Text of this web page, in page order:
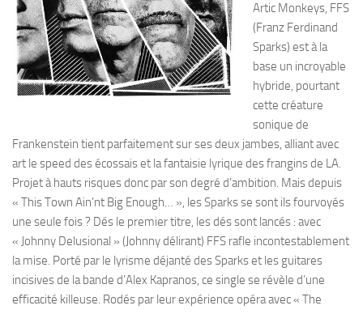
Artic Monkeys, FFS
(Franz Ferdinand
Sparks) est à la
base un incroyable
hybride, pourtant
cette créature
sonique de
Frankenstein tient parfaitement sur ses deux jambes, alliant avec
art le speed des écossais et la fantaisie lyrique des frangins de LA.
Projet à hauts risques donc par son degré d’ambition. Mais depuis
« This Town Ain’nt Big Enough… », les Sparks se sont ils fourvoyés
une seule fois ? Dés le premier titre, les dés sont lancés : avec
« Johnny Delusional » (Johnny délirant) FFS rafle incontestablement
la mise. Porté par le lyrisme déjanté des Sparks et les guitares
incisives de la bande d’Alex Kapranos, ce single se révèle d’une
efficacité killeuse. Rodés par leur expérience opéra avec « The